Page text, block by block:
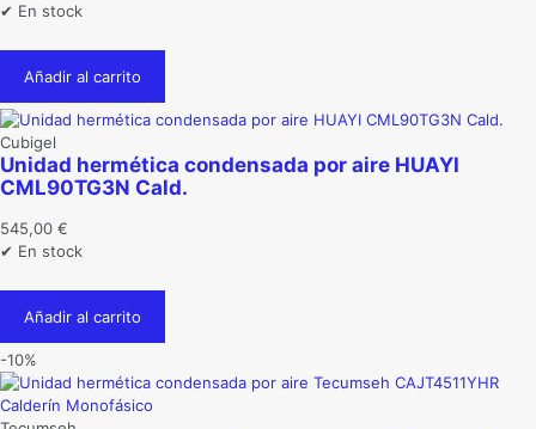
✔ En stock
Añadir al carrito
Cubigel
Unidad hermética condensada por aire HUAYI
CML90TG3N Cald.
545,00 €
✔ En stock
Añadir al carrito
-10%